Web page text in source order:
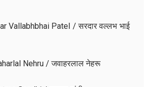
Vallabhbhai Patel / सरदार वल्लभ भाई
Nehru / जवाहरलाल नेहरू